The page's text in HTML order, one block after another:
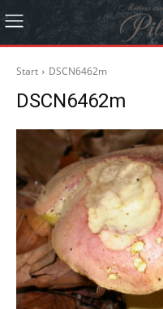
Start DSCN6462m
DSCN6462m